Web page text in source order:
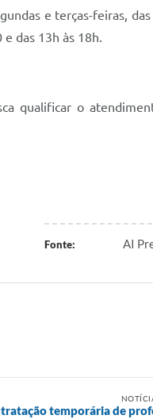
e terças-feiras,
das 13h às 18h.
qualificar o
Fonte: AI
temporária de